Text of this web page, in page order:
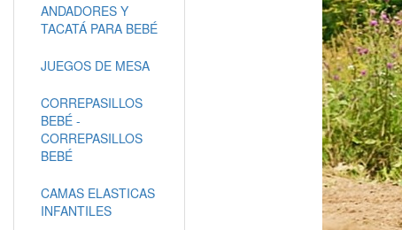
ANDADORES Y
TACATÁ PARA BEBÉ
JUEGOS DE MESA
CORREPASILLOS
BEBÉ -
CORREPASILLOS
BEBÉ
CAMAS ELASTICAS
INFANTILES